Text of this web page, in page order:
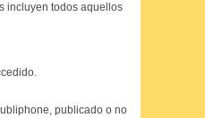
incluyen todos aquellos
publicado o no